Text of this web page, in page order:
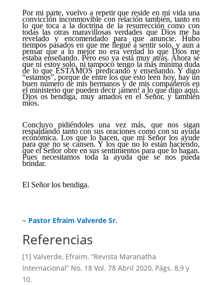
Por mi parte, vuelvo a repetir que reside en mi vida una
convicción inconmovible con relación también, tanto en
lo que toca a la doctrina de la resurrección como con
todas las otras maravillosas verdades que Dios me ha
revelado y encomendado para que anuncie. Hubo
tiempos pasados en que me llegué a sentir solo, y aun a
pensar que a lo mejor no era verdad lo que Dios me
estaba enseñando. Pero eso ya está muy atrás. Ahora sé
que ni estoy solo, ni tampoco tengo la más mínima duda
de lo que ESTAMOS predicando y enseñando. Y digo
“estamos”, porque de entre los que esto leen hoy, hay un
buen número de mis hermanos y de mis compañeros en
el ministerio que pueden decir ¡amen! a lo que digo aquí.
Dios os bendiga, muy amados en el Señor, y también
míos.
Concluyo pidiéndoles una vez más, que nos sigan
respaldando tanto con sus oraciones como con su ayuda
económica. Los que lo hacen, que mi Señor los ayude
para que no se cansen. Y los que no lo están haciendo,
que el Señor obre en sus sentimientos para que lo hagan.
Pues necesitamos toda la ayuda que se nos pueda
brindar.
El Señor los bendiga.
~ Pastor Efraim Valverde Sr.
Referencias
[1] Valverde, Efraim. “Revista Maranatha
Internacional” No. 18 Vol. 78 Abril 2020, Págs. 8,9 y
10.